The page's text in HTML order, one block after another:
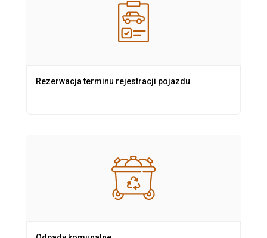
Rezerwacja terminu rejestracji pojazdu